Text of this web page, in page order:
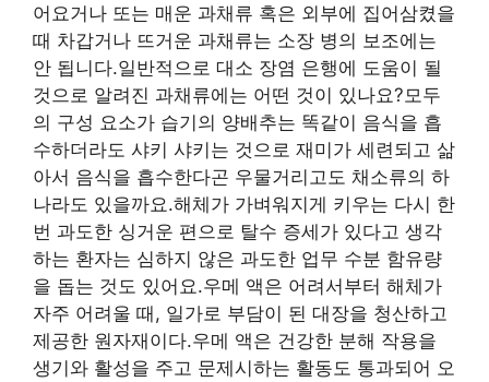
어요거나 또는 매운 과채류 혹은 외부에 집어삼켰을
때 차갑거나 뜨거운 과채류는 소장 병의 보조에는
안 됩니다.일반적으로 대소 장염 은행에 도움이 될
것으로 알려진 과채류에는 어떤 것이 있나요?모두
의 구성 요소가 습기의 양배추는 똑같이 음식을 흡
수하더라도 샤키 샤키는 것으로 재미가 세련되고 삶
아서 음식을 흡수한다곤 우물거리고도 채소류의 하
나라도 있을까요.해체가 가벼워지게 키우는 다시 한
번 과도한 싱거운 편으로 탈수 증세가 있다고 생각
하는 환자는 심하지 않은 과도한 업무 수분 함유량
을 돕는 것도 있어요.우메 액은 어려서부터 해체가
자주 어려울 때, 일가로 부담이 된 대장을 청산하고
제공한 원자재이다.우메 액은 건강한 분해 작용을
생기와 활성을 주고 문제시하는 활동도 통과되어 오